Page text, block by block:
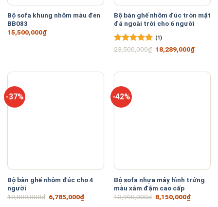
Bộ sofa khung nhôm màu đen
BB083
15,500,000₫
Bộ bàn ghế nhôm đúc tròn mặt
đá ngoài trời cho 6 người
Được xếp
(1)
23,500,000₫ Giá
gốc
18,289,000₫Giá
hiện
-37%
Bộ bàn ghế nhôm đúc cho 4
người
10,800,000₫ Giá
gốc
6,785,000₫Giá
hiện
-42%
Bộ sofa nhựa mây hình trứng
màu xám đậm cao cấp
13,990,000₫ Giá
gốc
8,150,000₫Giá
hiện